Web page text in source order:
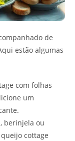
de
estão algumas
com folhas
um
berinjela ou
cottage